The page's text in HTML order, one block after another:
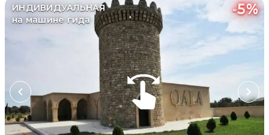
ИНДИВИДУАЛЬНАЯ
на машине гида
-5%